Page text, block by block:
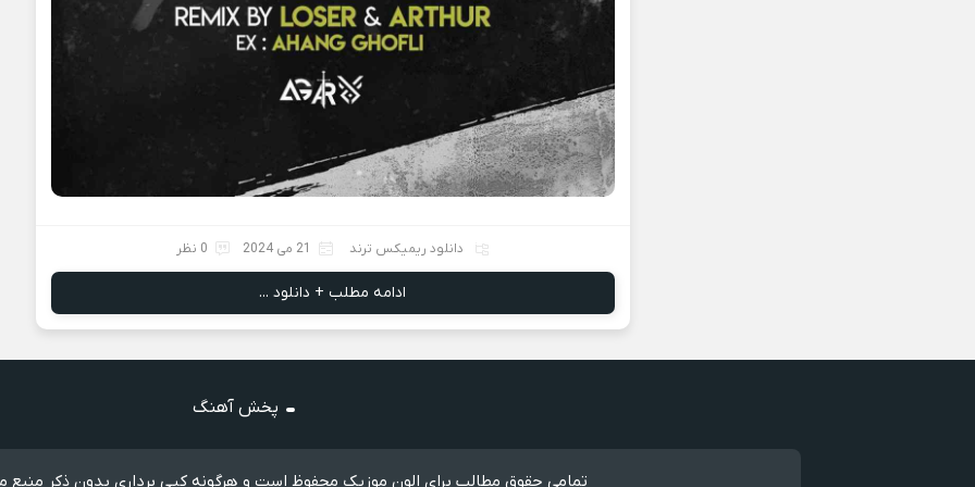
دانلود ریمیکس ترند 21 می 2024 0 نظر
ادامه مطلب + دانلود ...
پخش آهنگ
تمامی حقوق مطالب برای الون موزیک محفوظ است و هرگونه کپی برداری بدون ذکر منبع